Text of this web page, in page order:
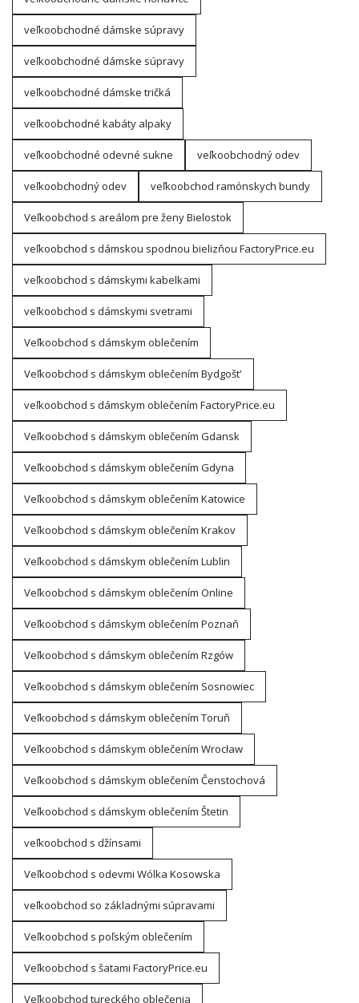
veľkoobchodné dámske súpravy
veľkoobchodné dámske súpravy
veľkoobchodné dámske tričká
veľkoobchodné kabáty alpaky
veľkoobchodné odevné sukne veľkoobchodný odev
veľkoobchodný odev veľkoobchod ramónskych bundy
Veľkoobchod s areálom pre ženy Bielostok
veľkoobchod s dámskou spodnou bielizňou FactoryPrice.eu
veľkoobchod s dámskymi kabelkami
veľkoobchod s dámskymi svetrami
Veľkoobchod s dámskym oblečením
Veľkoobchod s dámskym oblečením Bydgošt'
veľkoobchod s dámskym oblečením FactoryPrice.eu
Veľkoobchod s dámskym oblečením Gdansk
Veľkoobchod s dámskym oblečením Gdyna
Veľkoobchod s dámskym oblečením Katowice
Veľkoobchod s dámskym oblečením Krakov
Veľkoobchod s dámskym oblečením Lublin
Veľkoobchod s dámskym oblečením Online
Veľkoobchod s dámskym oblečením Poznaň
Veľkoobchod s dámskym oblečením Rzgów
Veľkoobchod s dámskym oblečením Sosnowiec
Veľkoobchod s dámskym oblečením Toruň
Veľkoobchod s dámskym oblečením Wrocław
Veľkoobchod s dámskym oblečením Čenstochová
Veľkoobchod s dámskym oblečením Štetin
veľkoobchod s džínsami
Veľkoobchod s odevmi Wólka Kosowska
veľkoobchod so základnými súpravami
Veľkoobchod s poľským oblečením
Veľkoobchod s šatami FactoryPrice.eu
Veľkoobchod tureckého oblečenia